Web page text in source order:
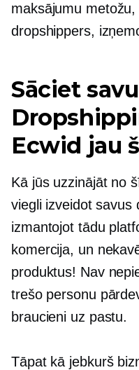
maksājumu
dropshippers,
Sāciet
Ecwid jau
Kā jūs uzzinājāt no
viegli izveidot savus
izmantojot tādu
komercija, un
produktus! Nav
trešo personu
braucieni uz pastu.
Tāpat kā jebkurš